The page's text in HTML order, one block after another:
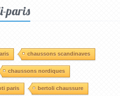
paris
chaussons scandinaves
chaussons nordiques
paris bertoli chaussure